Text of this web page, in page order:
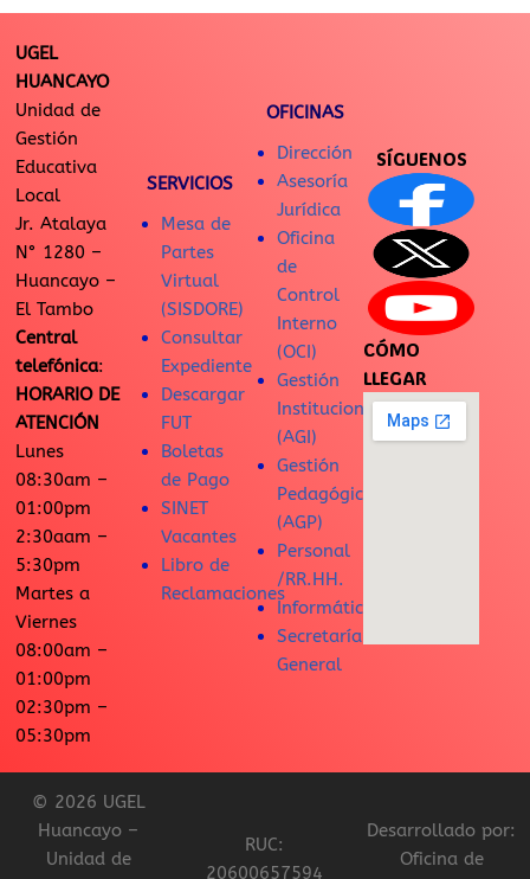
UGEL
HUANCAYO
Unidad de
Gestión
Educativa
Local
Jr. Atalaya
N° 1280 –
Huancayo –
El Tambo
Central
telefónica:
HORARIO DE
ATENCIÓN
Lunes
08:30am –
01:00pm
2:30aam –
5:30pm
Martes a
Viernes
08:00am –
01:00pm
02:30pm –
05:30pm
SERVICIOS
Mesa de
Partes
Virtual
(SISDORE)
Consultar
Expediente
Descargar
FUT
Boletas
de Pago
SINET
Vacantes
Libro de
Reclamaciones
OFICINAS
Dirección
Asesoría
Jurídica
Oficina
de
Control
Interno
(OCI)
Gestión
Institucional
(AGI)
Gestión
Pedagógica
(AGP)
Personal
/RR.HH.
Informática
Secretaría
General
SÍGUENOS
CÓMO
LLEGAR
© 2026 UGEL
Huancayo –
Unidad de
RUC:
20600657594
Desarrollado por:
Oficina de